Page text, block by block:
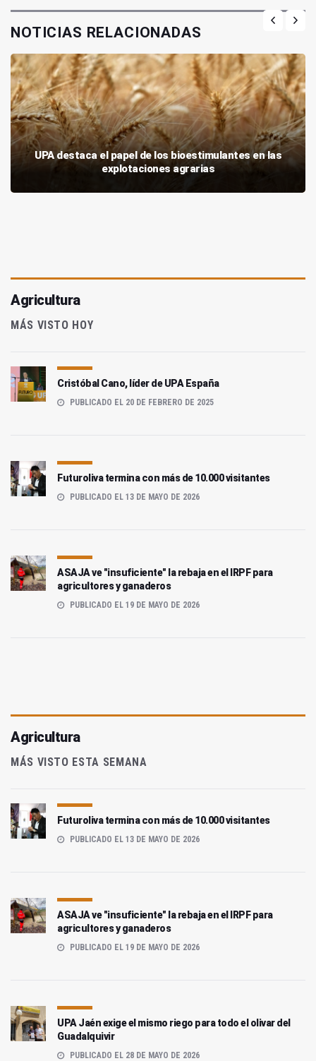
NOTICIAS RELACIONADAS
UPA destaca el papel de los bioestimulantes en las
explotaciones agrarias
Agricultura
MÁS VISTO HOY
Cristóbal Cano, líder de UPA España
PUBLICADO EL 20 DE FEBRERO DE 2025
Futuroliva termina con más de 10.000 visitantes
PUBLICADO EL 13 DE MAYO DE 2026
ASAJA ve "insuficiente" la rebaja en el IRPF para
agricultores y ganaderos
PUBLICADO EL 19 DE MAYO DE 2026
Agricultura
MÁS VISTO ESTA SEMANA
Futuroliva termina con más de 10.000 visitantes
PUBLICADO EL 13 DE MAYO DE 2026
ASAJA ve "insuficiente" la rebaja en el IRPF para
agricultores y ganaderos
PUBLICADO EL 19 DE MAYO DE 2026
UPA Jaén exige el mismo riego para todo el olivar del
Guadalquivir
PUBLICADO EL 28 DE MAYO DE 2026